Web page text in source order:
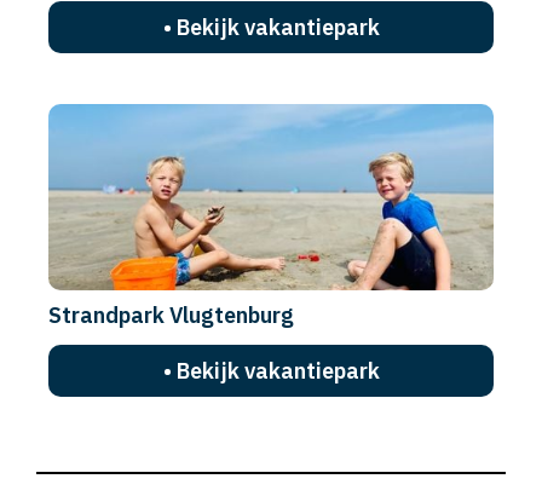
• Bekijk vakantiepark
Strandpark Vlugtenburg
• Bekijk vakantiepark